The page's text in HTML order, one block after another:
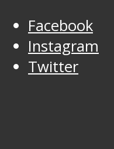
Facebook
Instagram
Twitter